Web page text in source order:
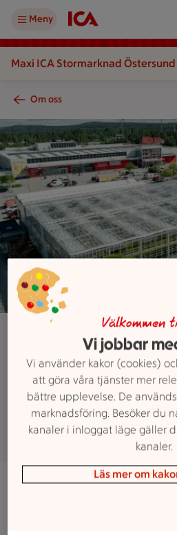
Meny
Maxi ICA Stormarknad Östersund
Om oss
Ett stort växthus och en byggnad
Maxi ICA
Tillsammans för
lärande inom vårt
Välkommen
Vi jobbar
Vi använder kakor (cookies)
att göra våra tjänster mer
bättre upplevelse. De
marknadsföring. Besöker du
kanaler i inloggat läge gäller
kanaler.
Läs mer om